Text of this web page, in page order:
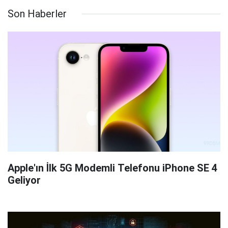
Son Haberler
Apple'ın İlk 5G Modemli Telefonu iPhone SE 4
Geliyor